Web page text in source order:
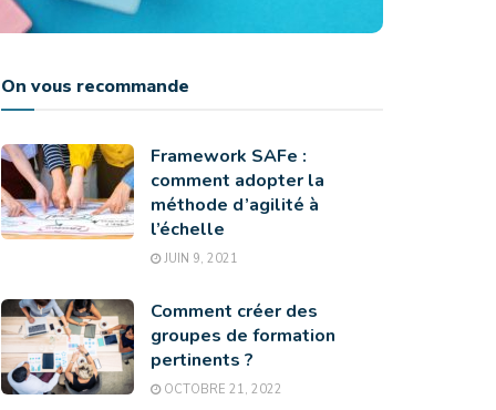
On vous recommande
Framework SAFe :
comment adopter la
méthode d’agilité à
l’échelle
JUIN 9, 2021
Comment créer des
groupes de formation
pertinents ?
OCTOBRE 21, 2022